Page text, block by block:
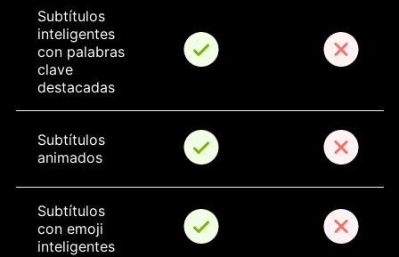
Subtítulos
inteligentes
con palabras
clave
destacadas
Subtítulos
animados
Subtítulos
con emoji
inteligentes